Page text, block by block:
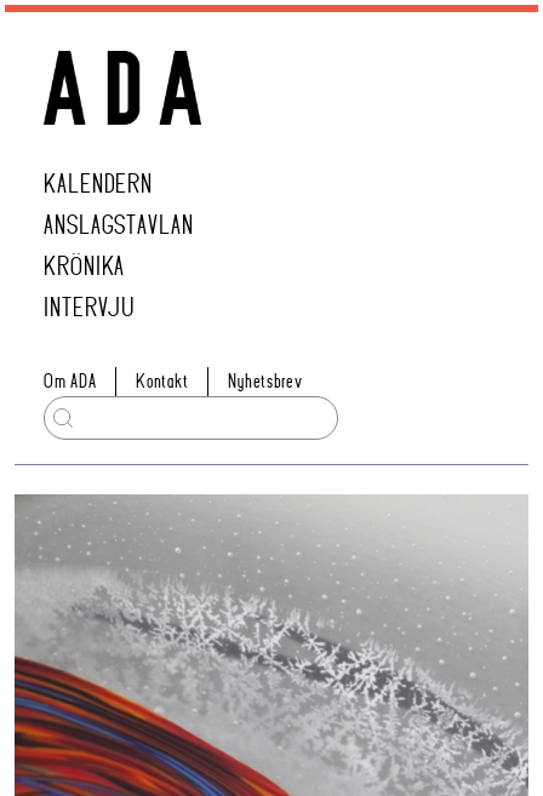
KALENDERN
ANSLAGSTAVLAN
KRÖNIKA
INTERVJU
Om ADA Kontakt Nyhetsbrev